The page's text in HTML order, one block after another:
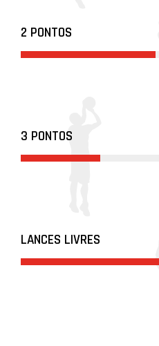
2 PONTOS
3 PONTOS
LANCES LIVRES